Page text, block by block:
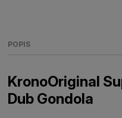
POPIS
KronoOriginal
Dub Gondola